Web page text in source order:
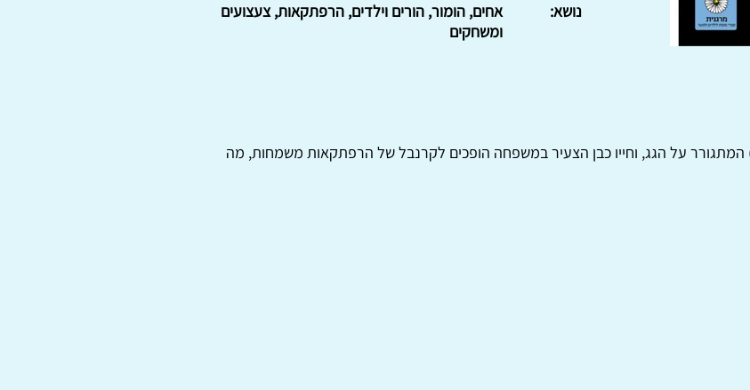
אחים, הומור, הורים וילדים, הרפתקאות, צעצועים
ומשחקים
נושא:
המתגורר על הגג, וחייו כבן הצעיר במשפחה הופכים לקרנבל של הרפתקאות משמחות, מה